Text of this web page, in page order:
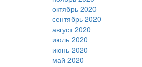
октябрь 2020
сентябрь 2020
август 2020
июль 2020
июнь 2020
май 2020